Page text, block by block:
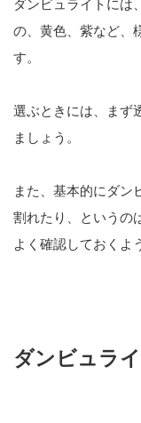
ダンビュライトには
の、黄色、紫など、
す。
選ぶときには、まず
ましょう。
また、基本的にダン
割れたり、というの
よく確認しておくよ
ダンビュラ